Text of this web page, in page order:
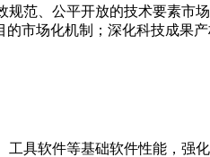
范、公平开放的技术要素市
市场化机制；深化科技成果
具软件等基础软件性能，强